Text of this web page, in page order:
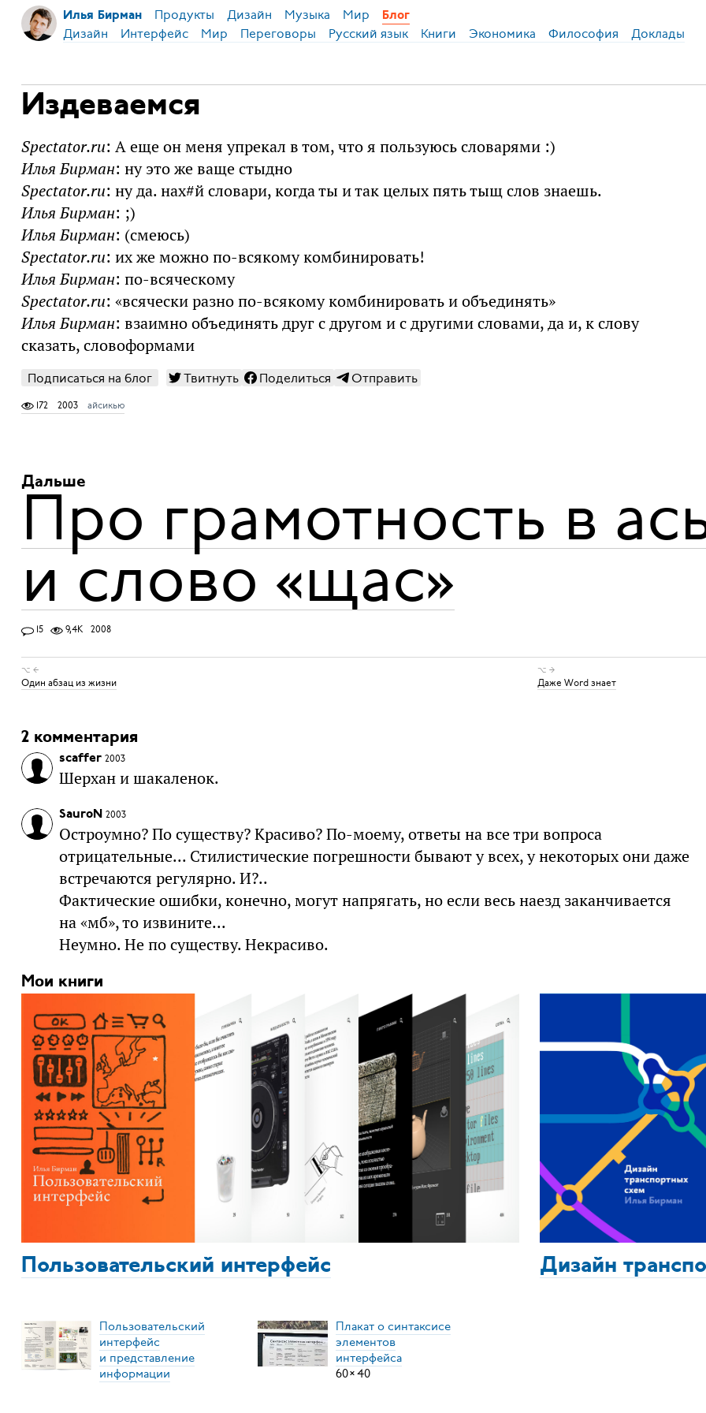
Илья Бирман Продукты Дизайн Музыка Мир Блог
Дизайн Интерфейс Мир Переговоры Русский язык Книги Экономика Философия Доклады
Издеваемся
Spectator.ru: А еще он меня упрекал в том, что я пользуюсь словарями :)
Илья Бирман: ну это же ваще стыдно
Spectator.ru: ну да. нах#й словари, когда ты и так целых пять тыщ слов знаешь.
Илья Бирман: ;)
Илья Бирман: (смеюсь)
Spectator.ru: их же можно по-всякому комбинировать!
Илья Бирман: по-всяческому
Spectator.ru: «всячески разно по-всякому комбинировать и объединять»
Илья Бирман: взаимно объединять друг с другом и с другими словами, да и, к слову
сказать, словоформами
Подписаться на блог Твитнуть Поделиться Отправить
172 2003 айсикью
Дальше
Про грамотность в
и слово «щас»
15 9,4K 2008
⌥ ←
Один абзац из жизни
⌥ →
Даже Word знает
2 комментария
scaffer 2003
Шерхан и шакаленок.
SauroN 2003
Остроумно? По существу? Красиво? По-моему, ответы на все три вопроса
отрицательные... Стилистические погрешности бывают у всех, у некоторых они даже
встречаются регулярно. И?..
Фактические ошибки, конечно, могут напрягать, но если весь наезд заканчивается
на «мб», то извините...
Неумно. Не по существу. Некрасиво.
Мои книги
Пользовательский интерфейс Дизайн
Пользовательский
интерфейс
и представление
информации
Плакат о синтаксисе
элементов
интерфейса
60×40